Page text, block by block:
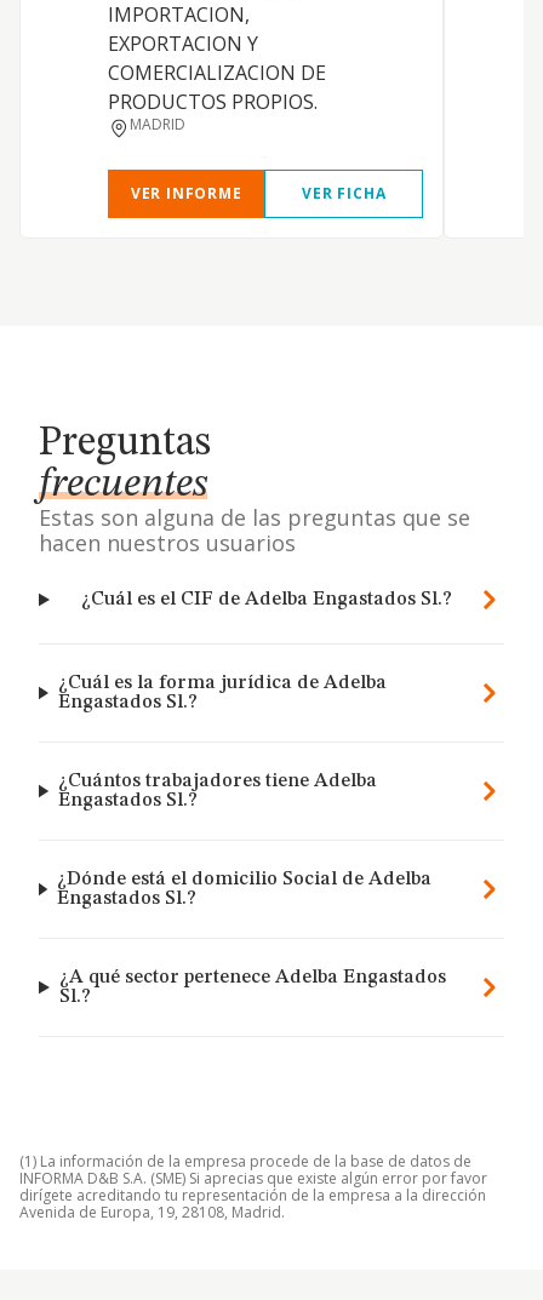
IMPORTACION,
EXPORTACION Y
COMERCIALIZACION DE
PRODUCTOS PROPIOS.
MADRID
VER INFORME VER FICHA
Preguntas
frecuentes
Estas son alguna de las preguntas que se
hacen nuestros usuarios
¿Cuál es el CIF de Adelba Engastados Sl.?
¿Cuál es la forma jurídica de Adelba
Engastados Sl.?
¿Cuántos trabajadores tiene Adelba
Engastados Sl.?
¿Dónde está el domicilio Social de Adelba
Engastados Sl.?
¿A qué sector pertenece Adelba Engastados
Sl.?
(1) La información de la empresa procede de la base de datos de
INFORMA D&B S.A. (SME) Si aprecias que existe algún error por favor
dirígete acreditando tu representación de la empresa a la dirección
Avenida de Europa, 19, 28108, Madrid.